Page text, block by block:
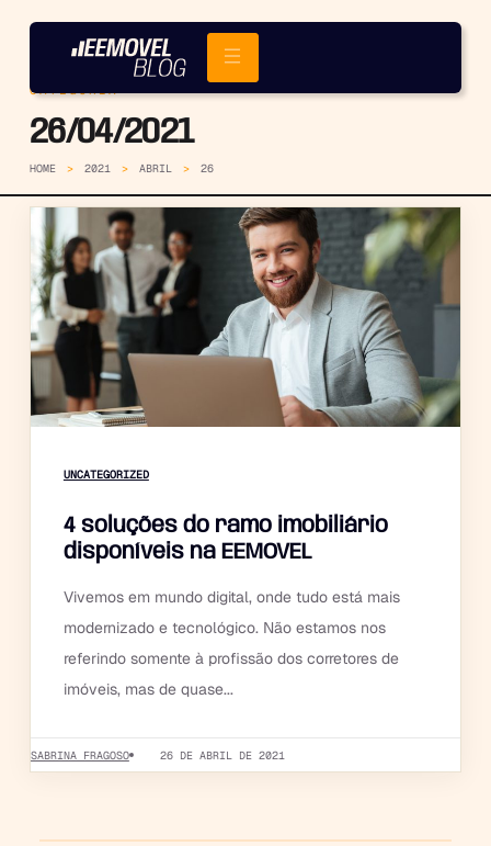
CATEGORIA
26/04/2021
HOME 2021 ABRIL 26
UNCATEGORIZED
4 soluções do ramo imobiliário
disponíveis na EEMOVEL
Vivemos em mundo digital, onde tudo está mais
modernizado e tecnológico. Não estamos nos
referindo somente à profissão dos corretores de
imóveis, mas de quase...
SABRINA FRAGOSO 26 DE ABRIL DE 2021